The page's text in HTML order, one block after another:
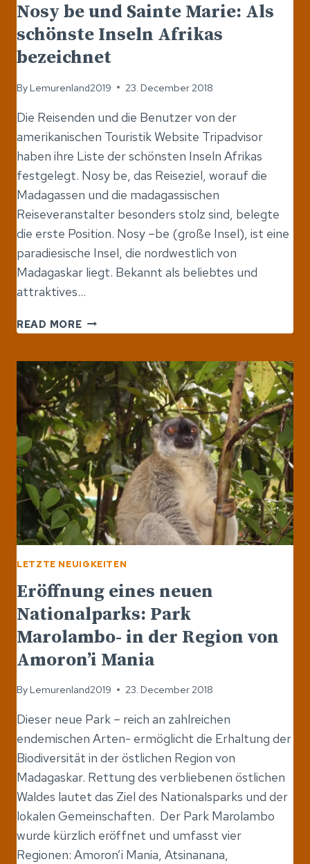
Nosy be und Sainte Marie: Als
schönste Inseln Afrikas
bezeichnet
By Lemurenland2019 23. December 2018
Die Reisenden und die Benutzer von der
amerikanischen Touristik Website Tripadvisor
haben ihre Liste der schönsten Inseln Afrikas
festgelegt. Nosy be, das Reiseziel, worauf die
Madagassen und die madagassischen
Reiseveranstalter besonders stolz sind, belegte
die erste Position. Nosy –be (große Insel), ist eine
paradiesische Insel, die nordwestlich von
Madagaskar liegt. Bekannt als beliebtes und
attraktives…
READ MORENOSY
BE
SAINTE
MARIE:
ALS
SCHÖNSTE
INSELN
AFRIKAS
BEZEICHNET
LETZTE NEUIGKEITEN
Eröffnung eines neuen
Nationalparks: Park
Marolambo- in der Region von
Amoron’i Mania
By Lemurenland2019 23. December 2018
Dieser neue Park – reich an zahlreichen
endemischen Arten- ermöglicht die Erhaltung der
Biodiversität in der östlichen Region von
Madagaskar. Rettung des verbliebenen östlichen
Waldes lautet das Ziel des Nationalsparks und der
lokalen Gemeinschaften. Der Park Marolambo
wurde kürzlich eröffnet und umfasst vier
Regionen: Amoron’i Mania, Atsinanana,